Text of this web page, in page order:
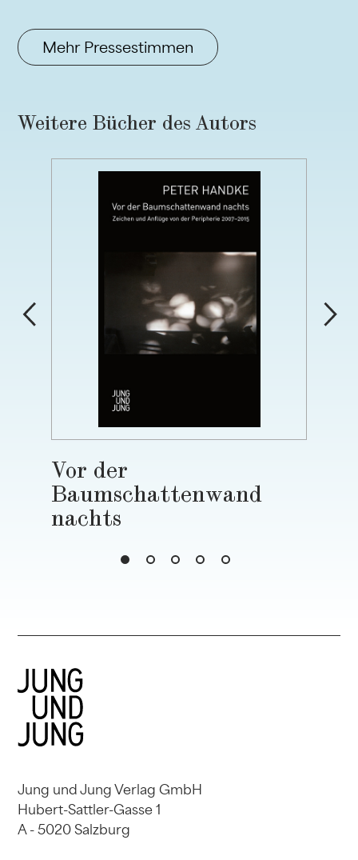
Mehr Pressestimmen
Weitere Bücher des Autors
Vor der
Baumschattenwand
nachts
Jung und Jung Verlag GmbH
Hubert-Sattler-Gasse 1
A - 5020 Salzburg